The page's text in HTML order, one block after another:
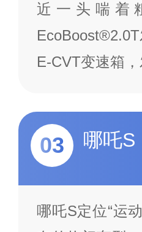
近一头喘着
E-CVT变速箱
03 哪吒S
哪吒S定位“运